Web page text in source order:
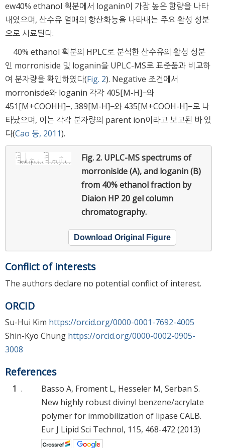
ew40% ethanol 획분에서 loganin이 가장 높은 함량을 나타
내었으며, 산수유 열매의 항산화능을 나타내는 주요 활성 성분
으로 사료된다.
40% ethanol 획분의 HPLC로 분석한 산수유의 활성 성분
인 morroniside 및 loganin을 UPLC-MS로 표준품과 비교하
여 분자량을 확인하였다(Fig. 2). Negative 조건에서
morronisde와 loganin 각각 405[M-H]−와
451[M+COOHH]−, 389[M-H]−와 435[M+COOH-H]−로 나
타났으며, 이는 각각 분자량의 parent ion이라고 보고된 바 있
다(Cao 등, 2011).
Fig. 2. UPLC-MS spectrums of
morroniside (A), and loganin (B)
from 40% ethanol fraction by
Diaion HP 20 gel column
chromatography.
Download Original Figure
Conflict of interests
The authors declare no potential conflict of interest.
ORCID
Su-Hui Kim https://orcid.org/0000-0001-7692-4005
Shin-Kyo Chung https://orcid.org/0000-0002-0905-
3008
References
1 .
Basso A, Froment L, Hesseler M, Serban S.
New highly robust divinyl benzene/acrylate
polymer for immobilization of lipase CALB.
Eur J Lipid Sci Technol, 115, 468-472 (2013)